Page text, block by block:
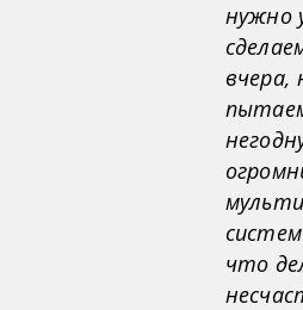
нужно
что